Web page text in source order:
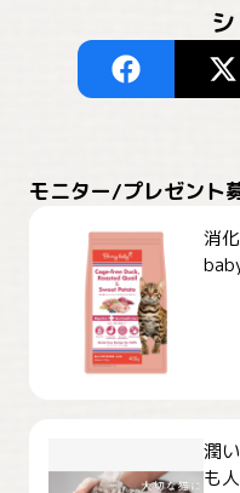
モニター/プレゼント
消
潤
も